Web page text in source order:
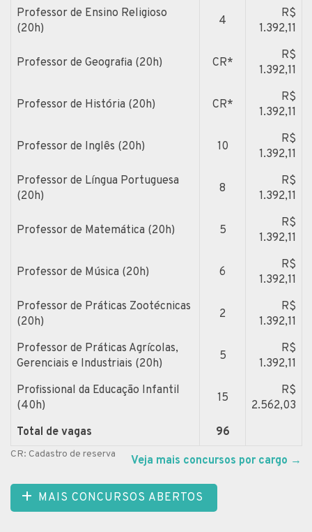
Professor de Ensino Religioso
(20h)
4
R$
1.392,11
Professor de Geografia (20h) CR*
R$
1.392,11
Professor de História (20h) CR*
R$
1.392,11
Professor de Inglês (20h) 10
R$
1.392,11
Professor de Língua Portuguesa
(20h)
8
R$
1.392,11
Professor de Matemática (20h) 5
R$
1.392,11
Professor de Música (20h) 6
R$
1.392,11
Professor de Práticas Zootécnicas
(20h)
2
R$
1.392,11
Professor de Práticas Agrícolas,
Gerenciais e Industriais (20h)
5
R$
1.392,11
Profissional da Educação Infantil
(40h)
15
R$
2.562,03
Total de vagas
96
CR: Cadastro de reserva Veja mais concursos por cargo →
MAIS CONCURSOS ABERTOS